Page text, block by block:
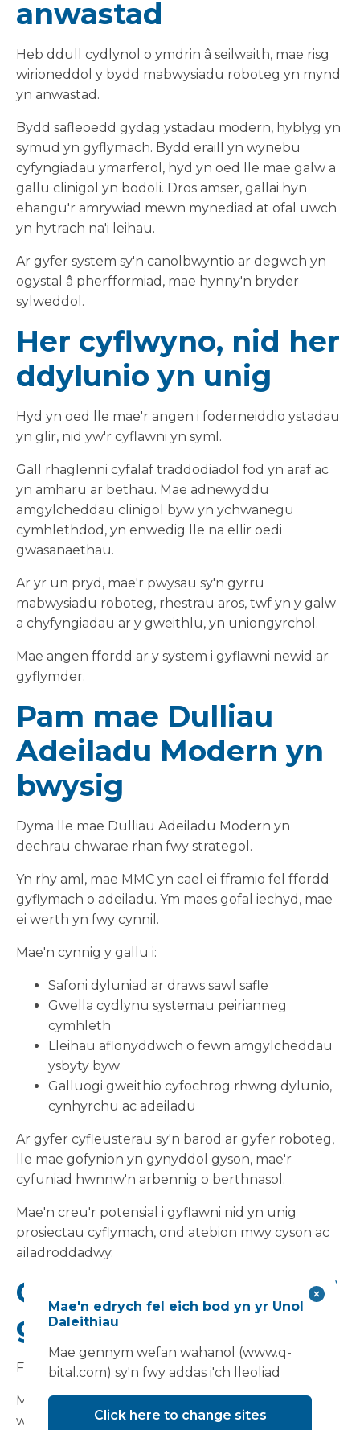
anwastad
Heb ddull cydlynol o ymdrin â seilwaith, mae risg
wirioneddol y bydd mabwysiadu roboteg yn mynd
yn anwastad.
Bydd safleoedd gydag ystadau modern, hyblyg yn
symud yn gyflymach. Bydd eraill yn wynebu
cyfyngiadau ymarferol, hyd yn oed lle mae galw a
gallu clinigol yn bodoli. Dros amser, gallai hyn
ehangu'r amrywiad mewn mynediad at ofal uwch
yn hytrach na'i leihau.
Ar gyfer system sy'n canolbwyntio ar degwch yn
ogystal â pherfformiad, mae hynny'n bryder
sylweddol.
Her cyflwyno, nid her
ddylunio yn unig
Hyd yn oed lle mae'r angen i foderneiddio ystadau
yn glir, nid yw'r cyflawni yn syml.
Gall rhaglenni cyfalaf traddodiadol fod yn araf ac
yn amharu ar bethau. Mae adnewyddu
amgylcheddau clinigol byw yn ychwanegu
cymhlethdod, yn enwedig lle na ellir oedi
gwasanaethau.
Ar yr un pryd, mae'r pwysau sy'n gyrru
mabwysiadu roboteg, rhestrau aros, twf yn y galw
a chyfyngiadau ar y gweithlu, yn uniongyrchol.
Mae angen ffordd ar y system i gyflawni newid ar
gyflymder.
Pam mae Dulliau
Adeiladu Modern yn
bwysig
Dyma lle mae Dulliau Adeiladu Modern yn
dechrau chwarae rhan fwy strategol.
Yn rhy aml, mae MMC yn cael ei fframio fel ffordd
gyflymach o adeiladu. Ym maes gofal iechyd, mae
ei werth yn fwy cynnil.
Mae'n cynnig y gallu i:
Safoni dyluniad ar draws sawl safle
Gwella cydlynu systemau peirianneg
cymhleth
Lleihau aflonyddwch o fewn amgylcheddau
ysbyty byw
Galluogi gweithio cyfochrog rhwng dylunio,
cynhyrchu ac adeiladu
Ar gyfer cyfleusterau sy'n barod ar gyfer roboteg,
lle mae gofynion yn gynyddol gyson, mae'r
cyfuniad hwnnw'n arbennig o berthnasol.
Mae'n creu'r potensial i gyflawni nid yn unig
prosiectau cyflymach, ond atebion mwy cyson ac
ailadroddadwy.
Cynllunio'n wahanol i
gyflawni'n wahanol
Fodd bynnag, nid llwybr byr yw MMC.
Mae ei fanteision yn dibynnu ar wneud pethau'n
wahanol o'r cychwyn cyntaf:
Mae'n edrych fel eich bod yn yr Unol
Daleithiau
Mae gennym wefan wahanol (www.q-
bital.com) sy'n fwy addas i'ch lleoliad
Click here to change sites